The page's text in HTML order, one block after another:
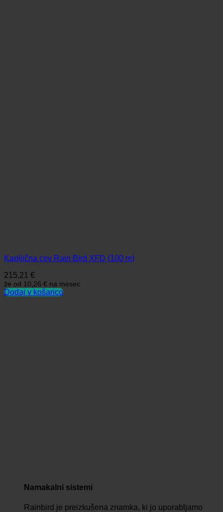
Namakalni sistemi
Rainbird je preizkušena znamka, ki jo uporabljamo
Kapljična cev Rain Bird XFD (100 m)
215,21 €
že od 10,26 € na mesec
Dodaj v košarico